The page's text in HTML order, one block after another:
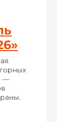
—